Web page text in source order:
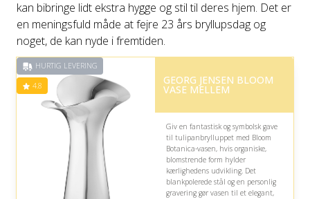
kan bibringe lidt ekstra hygge og stil til deres hjem. Det er
en meningsfuld måde at fejre 23 års bryllupsdag og
noget, de kan nyde i fremtiden.
HURTIG LEVERING
4.8 GEORG JENSEN BLOOM
VASE MELLEM
Giv en fantastisk og symbolsk gave
til tulipanbrylluppet med Bloom
Botanica-vasen, hvis organiske,
blomstrende form hylder
kærlighedens udvikling. Det
blankpolerede stål og en personlig
gravering gør vasen til et elegant,